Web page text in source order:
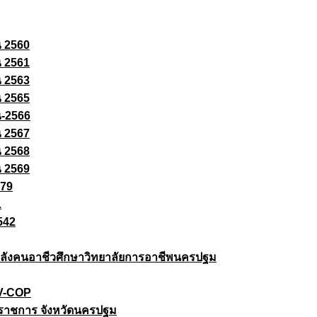
2560
2561
2563
2565
2566
2567
2568
2569
งคนอาชีวศึกษาวิทยาลัยการอาชีพนครปฐม
COP
าชการ จังหวัดนครปฐม